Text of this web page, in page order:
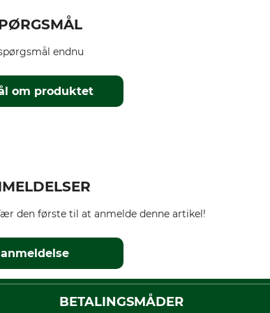
om produktet
endnu
den første til at anmelde denne artikel!
BETALINGSMÅDER